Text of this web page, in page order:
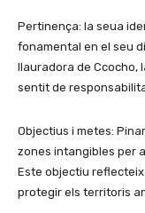
Pertinença: la seua
fonamental en el seu
llauradora de Ccocho,
sentit de
Objectius i metes:
zones intangibles per
Este objectiu
protegir els territoris